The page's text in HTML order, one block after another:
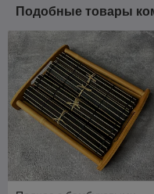
Подобные товары